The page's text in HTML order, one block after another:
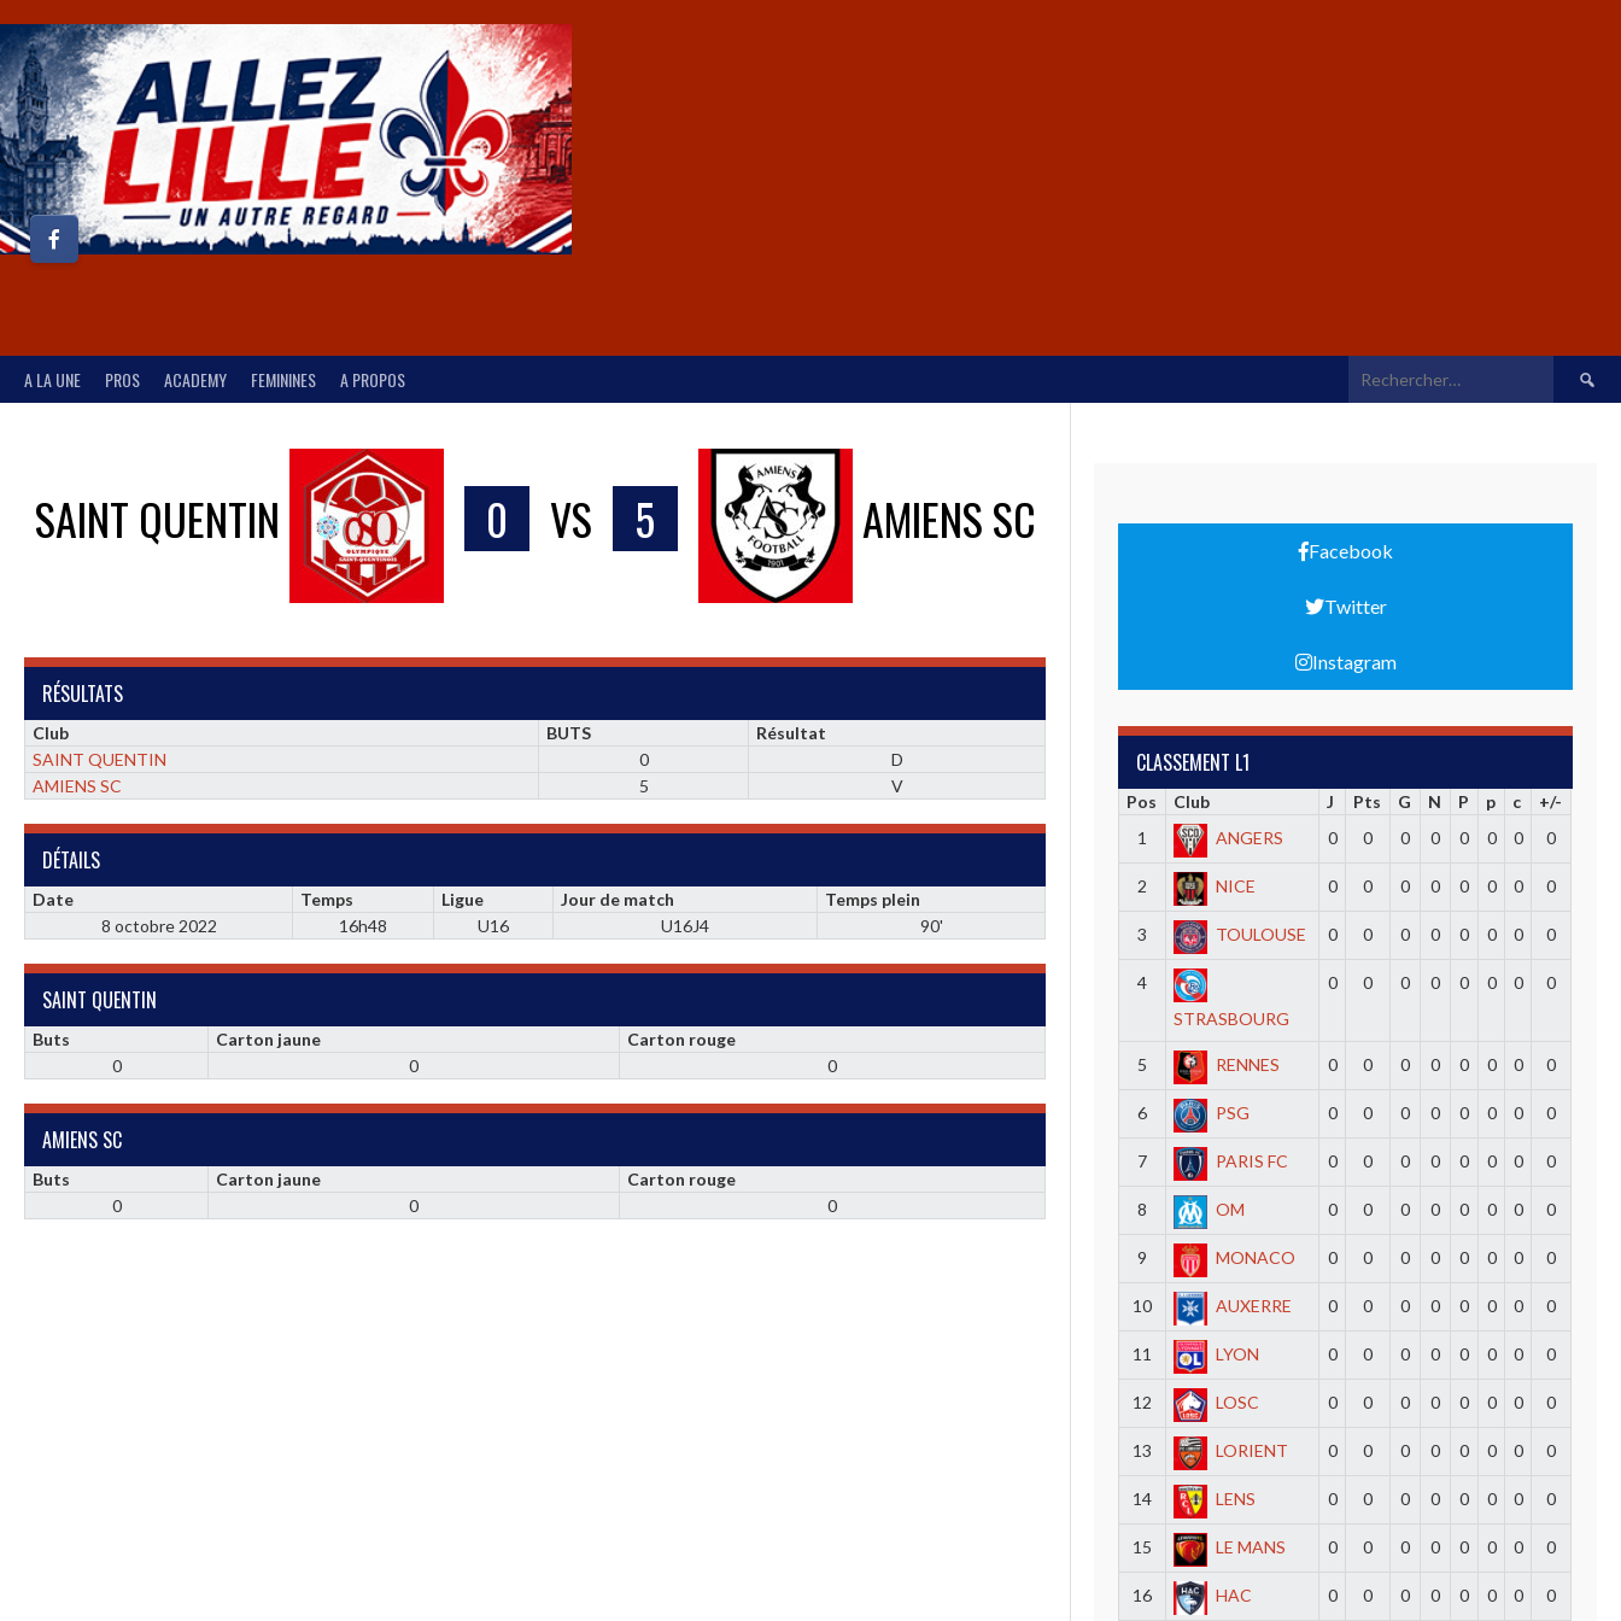
A LA UNE PROS ACADEMY FEMININES A PROPOS
SAINT QUENTIN 0 VS 5 AMIENS SC
RÉSULTATS
Club BUTS
Résultat
SAINT QUENTIN
0
D
AMIENS SC
5 V
DÉTAILS
Date Temps Ligue Jour de match
Temps plein
8 octobre 2022
16h48 U16 U16J4 90'
SAINT QUENTIN
Buts Carton jaune
Carton rouge
0
0 0
AMIENS SC
Buts Carton jaune
Carton rouge
0
0 0
Facebook
Twitter
Instagram
CLASSEMENT L1
Pos Club J Pts G N P p c
+/-
1
ANGERS 0 0 0 0 0 0 0 0
2 NICE 0 0 0 0 0 0 0 0
3 TOULOUSE 0 0 0 0 0 0 0 0
4
STRASBOURG
0 0 0 0 0 0 0 0
5 RENNES 0 0 0 0 0 0 0 0
6 PSG 0 0 0 0 0 0 0 0
7 PARIS FC 0 0 0 0 0 0 0 0
8 OM 0 0 0 0 0 0 0 0
9 MONACO 0 0 0 0 0 0 0 0
10 AUXERRE 0 0 0 0 0 0 0 0
11 LYON 0 0 0 0 0 0 0 0
12 LOSC 0 0 0 0 0 0 0 0
13 LORIENT 0 0 0 0 0 0 0 0
14 LENS 0 0 0 0 0 0 0 0
15 LE MANS 0 0 0 0 0 0 0 0
16 HAC 0 0 0 0 0 0 0 0